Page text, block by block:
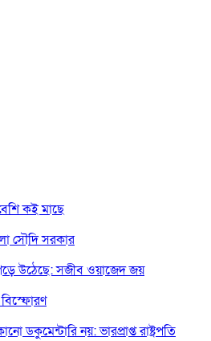
কই মাছে
সৌদি সরকার
গড়ে উঠেছে: সজীব ওয়াজেদ জয়
নয়: ভারপ্রাপ্ত রাষ্ট্রপতি